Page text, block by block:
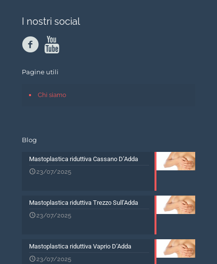
I nostri social
Pagine utili
Chi siamo
Blog
Mastoplastica riduttiva Cassano D’Adda
23/07/2025
Mastoplastica riduttiva Trezzo Sull’Adda
23/07/2025
Mastoplastica riduttiva Vaprio D’Adda
23/07/2025